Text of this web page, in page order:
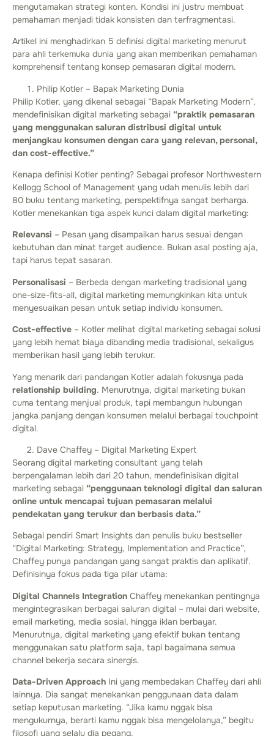
mengutamakan strategi konten. Kondisi ini justru membuat
pemahaman menjadi tidak konsisten dan terfragmentasi.
Artikel ini menghadirkan 5 definisi digital marketing menurut
para ahli terkemuka dunia yang akan memberikan pemahaman
komprehensif tentang konsep pemasaran digital modern.
Philip Kotler – Bapak Marketing Dunia
Philip Kotler, yang dikenal sebagai “Bapak Marketing Modern”,
mendefinisikan digital marketing sebagai “praktik pemasaran
yang menggunakan saluran distribusi digital untuk
menjangkau konsumen dengan cara yang relevan, personal,
dan cost-effective.”
Kenapa definisi Kotler penting? Sebagai profesor Northwestern
Kellogg School of Management yang udah menulis lebih dari
80 buku tentang marketing, perspektifnya sangat berharga.
Kotler menekankan tiga aspek kunci dalam digital marketing:
Relevansi – Pesan yang disampaikan harus sesuai dengan
kebutuhan dan minat target audience. Bukan asal posting aja,
tapi harus tepat sasaran.
Personalisasi – Berbeda dengan marketing tradisional yang
one-size-fits-all, digital marketing memungkinkan kita untuk
menyesuaikan pesan untuk setiap individu konsumen.
Cost-effective – Kotler melihat digital marketing sebagai solusi
yang lebih hemat biaya dibanding media tradisional, sekaligus
memberikan hasil yang lebih terukur.
Yang menarik dari pandangan Kotler adalah fokusnya pada
relationship building. Menurutnya, digital marketing bukan
cuma tentang menjual produk, tapi membangun hubungan
jangka panjang dengan konsumen melalui berbagai touchpoint
digital.
Dave Chaffey – Digital Marketing Expert
Seorang digital marketing consultant yang telah
berpengalaman lebih dari 20 tahun, mendefinisikan digital
marketing sebagai “penggunaan teknologi digital dan saluran
online untuk mencapai tujuan pemasaran melalui
pendekatan yang terukur dan berbasis data.”
Sebagai pendiri Smart Insights dan penulis buku bestseller
“Digital Marketing: Strategy, Implementation and Practice”,
Chaffey punya pandangan yang sangat praktis dan aplikatif.
Definisinya fokus pada tiga pilar utama:
Digital Channels Integration Chaffey menekankan pentingnya
mengintegrasikan berbagai saluran digital – mulai dari website,
email marketing, media sosial, hingga iklan berbayar.
Menurutnya, digital marketing yang efektif bukan tentang
menggunakan satu platform saja, tapi bagaimana semua
channel bekerja secara sinergis.
Data-Driven Approach Ini yang membedakan Chaffey dari ahli
lainnya. Dia sangat menekankan penggunaan data dalam
setiap keputusan marketing. “Jika kamu nggak bisa
mengukurnya, berarti kamu nggak bisa mengelolanya,” begitu
filosofi yang selalu dia pegang.